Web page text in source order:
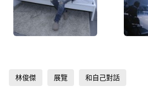
林俊傑 展覽 和自己對話